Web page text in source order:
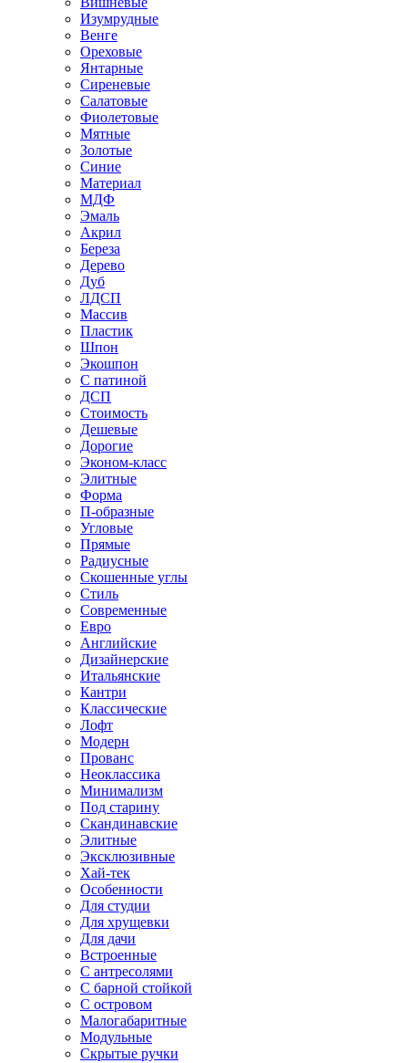
Изумрудные
Венге
Ореховые
Янтарные
Сиреневые
Салатовые
Фиолетовые
Мятные
Золотые
Синие
Материал
МДФ
Эмаль
Акрил
Береза
Дерево
Дуб
ЛДСП
Массив
Пластик
Шпон
Экошпон
С патиной
ДСП
Стоимость
Дешевые
Дорогие
Эконом-класс
Элитные
Форма
П-образные
Угловые
Прямые
Радиусные
Скошенные углы
Стиль
Современные
Евро
Английские
Дизайнерские
Итальянские
Кантри
Классические
Лофт
Модерн
Прованс
Неоклассика
Минимализм
Под старину
Скандинавские
Элитные
Эксклюзивные
Хай-тек
Особенности
Для студии
Для хрущевки
Для дачи
Встроенные
С антресолями
С барной стойкой
С островом
Малогабаритные
Модульные
Скрытые ручки